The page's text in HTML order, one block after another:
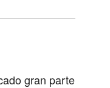
gran parte